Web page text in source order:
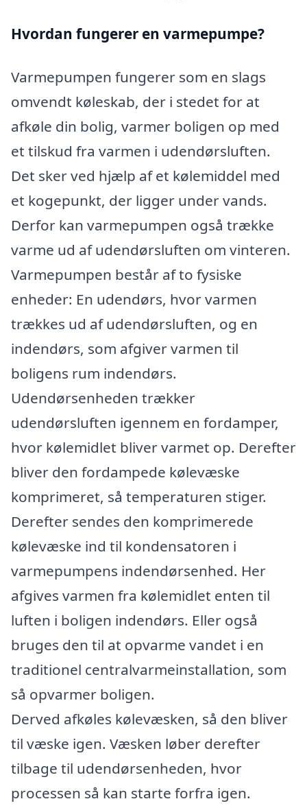
Hvordan fungerer en varmepumpe?
Varmepumpen fungerer som en slags
omvendt køleskab, der i stedet for at
afkøle din bolig, varmer boligen op med
et tilskud fra varmen i udendørsluften.
Det sker ved hjælp af et kølemiddel med
et kogepunkt, der ligger under vands.
Derfor kan varmepumpen også trække
varme ud af udendørsluften om vinteren.
Varmepumpen består af to fysiske
enheder: En udendørs, hvor varmen
trækkes ud af udendørsluften, og en
indendørs, som afgiver varmen til
boligens rum indendørs.
Udendørsenheden trækker
udendørsluften igennem en fordamper,
hvor kølemidlet bliver varmet op. Derefter
bliver den fordampede kølevæske
komprimeret, så temperaturen stiger.
Derefter sendes den komprimerede
kølevæske ind til kondensatoren i
varmepumpens indendørsenhed. Her
afgives varmen fra kølemidlet enten til
luften i boligen indendørs. Eller også
bruges den til at opvarme vandet i en
traditionel centralvarmeinstallation, som
så opvarmer boligen.
Derved afkøles kølevæsken, så den bliver
til væske igen. Væsken løber derefter
tilbage til udendørsenheden, hvor
processen så kan starte forfra igen.